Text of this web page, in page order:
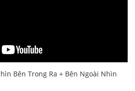
Bên Trong Ra + Bên Ngoài Nhìn